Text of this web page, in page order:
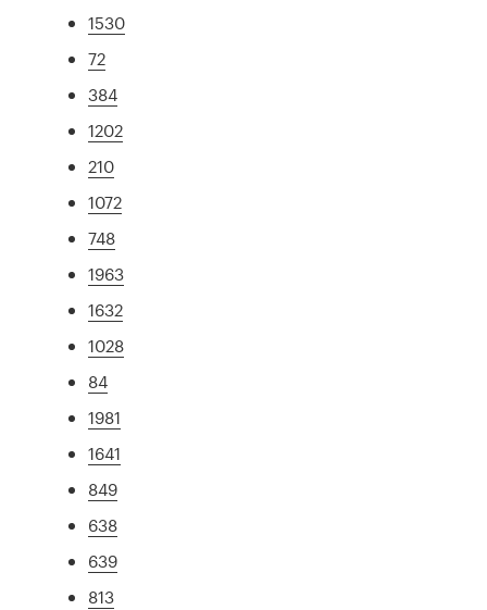
1530
72
384
1202
210
1072
748
1963
1632
1028
84
1981
1641
849
638
639
813